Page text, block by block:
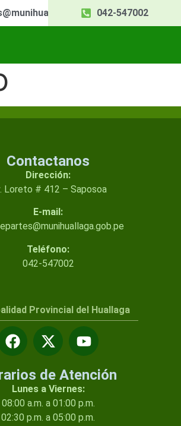
042-547002
Contactanos
Dirección:
Loreto # 412 – Saposoa
E-mail:
Teléfono:
042-547002
Provincial del Huallaga
de Atención
Lunes a Viernes:
08:00 a.m. a 01:00 p.m.
02:30 p.m. a 05:00 p.m.